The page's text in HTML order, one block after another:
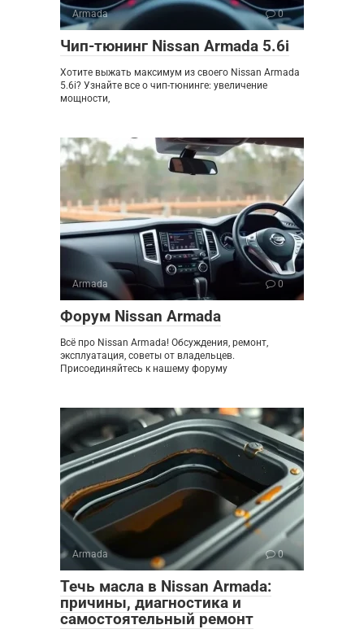
Armada 0
Чип-тюнинг Nissan Armada 5.6i
Хотите выжать максимум из своего Nissan Armada
5.6i? Узнайте все о чип-тюнинге: увеличение
мощности,
Armada 0
Форум Nissan Armada
Всё про Nissan Armada! Обсуждения, ремонт,
эксплуатация, советы от владельцев.
Присоединяйтесь к нашему форуму
Armada 0
Течь масла в Nissan Armada:
причины, диагностика и
самостоятельный ремонт